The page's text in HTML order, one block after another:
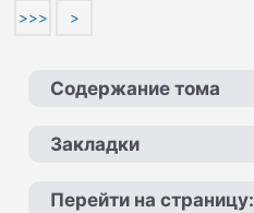
>>> >
Содержание тома
Закладки
Перейти на страницу: